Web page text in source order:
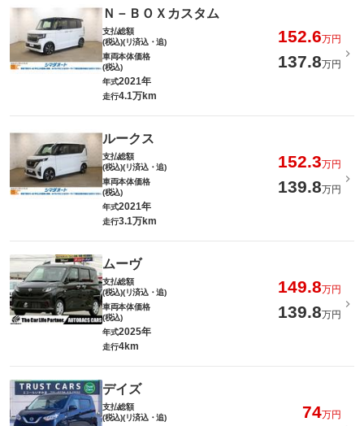
Ｎ－ＢＯＸカスタム
支払総額
(税込)(リ済込・追)
152.6万円
車両本体価格
(税込)
137.8万円
年式2021年
走行4.1万km
ルークス
支払総額
(税込)(リ済込・追)
152.3万円
車両本体価格
(税込)
139.8万円
年式2021年
走行3.1万km
ムーヴ
支払総額
(税込)(リ済込・追)
149.8万円
車両本体価格
(税込)
139.8万円
年式2025年
走行4km
デイズ
支払総額
(税込)(リ済込・追)
74万円